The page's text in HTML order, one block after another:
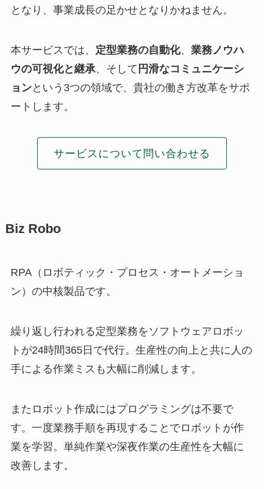
となり、事業成長の足かせとなりかねません。
本サービスでは、 定型業務の自動化、 業務ノウハ
ウの可視化と継承、そして 円滑なコミュニケーシ
ョンという3つの領域で、貴社の働き方改革をサポ
ートします。
サービスについて問い合わせる
Biz Robo
RPA（ロボティック・プロセス・オートメーショ
ン）の中核製品です。
繰り返し行われる定型業務をソフトウェアロボッ
トが24時間365日で代行。生産性の向上と共に人の
手による作業ミスも大幅に削減します。
またロボット作成にはプログラミングは不要で
す。一度業務手順を再現することでロボットが作
業を学習。単純作業や深夜作業の生産性を大幅に
改善します。